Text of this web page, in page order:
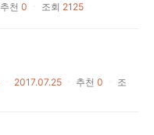
추천 0 조회 2125
2017.07.25 추천 0
조